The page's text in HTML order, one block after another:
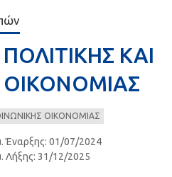
ΚΑΙ
ΟΙΚΟΝΟΜΙΑΣ
ΟΙΚΟΝΟΜΙΑΣ
Έναρξης:01/07/2024
Λήξης:31/12/2025